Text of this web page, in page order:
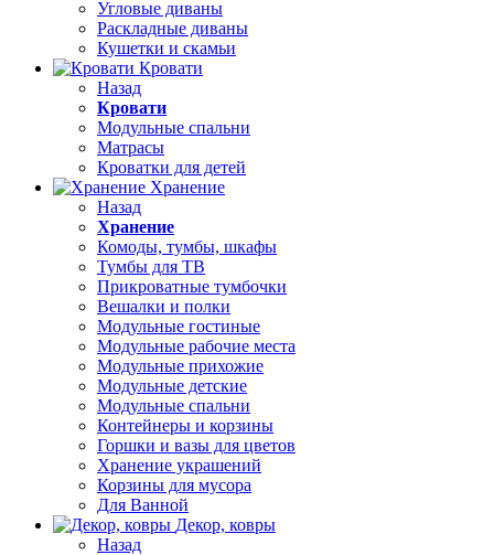
Угловые диваны
Раскладные диваны
Кушетки и скамьи
Кровати
Назад
Кровати
Модульные спальни
Матрасы
Кроватки для детей
Хранение
Назад
Хранение
Комоды, тумбы, шкафы
Тумбы для ТВ
Прикроватные тумбочки
Вешалки и полки
Модульные гостиные
Модульные рабочие места
Модульные прихожие
Модульные детские
Модульные спальни
Контейнеры и корзины
Горшки и вазы для цветов
Хранение украшений
Корзины для мусора
Для Ванной
Декор, ковры
Назад